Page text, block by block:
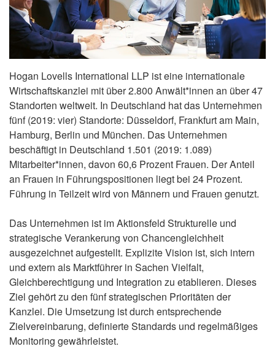
Hogan Lovells International LLP ist eine internationale
Wirtschaftskanzlei mit über 2.800 Anwält*innen an über 47
Standorten weltweit. In Deutschland hat das Unternehmen
fünf (2019: vier) Standorte: Düsseldorf, Frankfurt am Main,
Hamburg, Berlin und München. Das Unternehmen
beschäftigt in Deutschland 1.501 (2019: 1.089)
Mitarbeiter*innen, davon 60,6 Prozent Frauen. Der Anteil
an Frauen in Führungspositionen liegt bei 24 Prozent.
Führung in Teilzeit wird von Männern und Frauen genutzt.
Das Unternehmen ist im Aktionsfeld Strukturelle und
strategische Verankerung von Chancengleichheit
ausgezeichnet aufgestellt. Explizite Vision ist, sich intern
und extern als Marktführer in Sachen Vielfalt,
Gleichberechtigung und Integration zu etablieren. Dieses
Ziel gehört zu den fünf strategischen Prioritäten der
Kanzlei. Die Umsetzung ist durch entsprechende
Zielvereinbarung, definierte Standards und regelmäßiges
Monitoring gewährleistet.